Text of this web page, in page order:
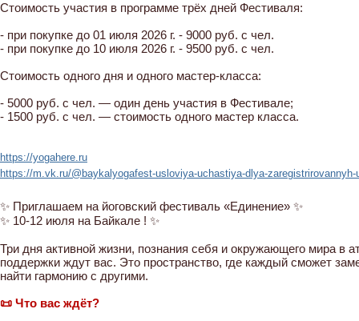
Стоимость участия в программе трёх дней Фестиваля:
- при покупке до 01 июля 2026 г. - 9000 руб. с чел.
- при покупке до 10 июля 2026 г. - 9500 руб. с чел.
Стоимость одного дня и одного мастер-класса:
- 5000 руб. с чел. — один день участия в Фестивале;
- 1500 руб. с чел. — стоимость одного мастер класса.
https://yogahere.ru
https://m.vk.ru/@baykalyogafest-usloviya-uchastiya-dlya-
✨ Приглашаем на йоговский фестиваль «Единение» ✨
✨ 10-12 июля на Байкале ! ✨
Три дня активной жизни, познания себя и окружающего мира в
поддержки ждут вас. Это пространство, где каждый сможет
найти гармонию с другими.
📜 Что вас ждёт?